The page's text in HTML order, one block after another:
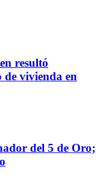
resultó
vivienda en
del 5 de Oro;